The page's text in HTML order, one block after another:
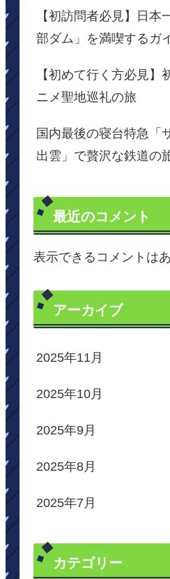
【初訪問者必見】日本
部ダム」を満喫するガ
【初めて行く方必見】
ニメ聖地巡礼の旅
国内最後の寝台特急「
出雲」で贅沢な鉄道の
最近のコメント
表示できるコメントは
アーカイブ
2025年11月
2025年10月
2025年9月
2025年8月
2025年7月
カテゴリー